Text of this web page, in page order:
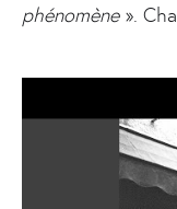
phénomène».